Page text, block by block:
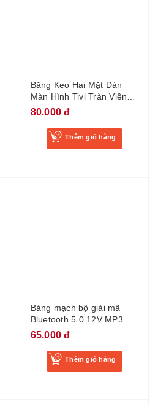
Băng Keo Hai Mặt Dán
Màn Hình Tivi Tràn Viền
Băng dính tràn viền 3mm
dày 0.86mm dài 10m
80.000 đ
Thêm giỏ hàng
Bảng mạch bộ giải mã
Bluetooth 5.0 12V MP3
trên ô tô
65.000 đ
Thêm giỏ hàng